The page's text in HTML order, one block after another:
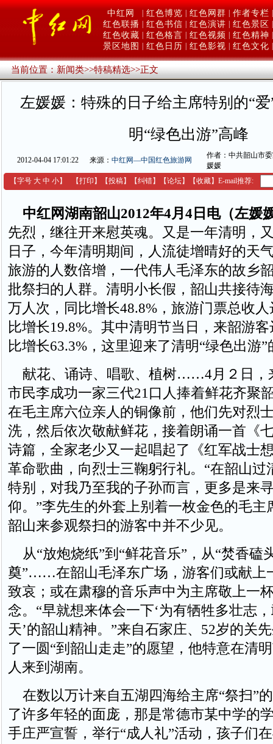
中红网 红色博览 红色网群 作者专栏
红色联播 红色书信 红色演讲 红色景区
红色收藏 红色格言 红色视频 红色精神
景区地图 红色日历 红色影视 红色文化
当前位置：新闻类>>特稿精选>>正文
左媛媛：特殊的日子给主席特别的“
明“绿色出游”高峰
2012-04-04 17:01:22 来源： 中红网—中国红色旅游网
作者：中共韶山市
媛媛
【字号 大 中 小】 【打印 】 【投稿】 【纠错】 【论坛】 【收藏】 E-mail推荐:
中红网湖南韶山2012年4月4日电（左媛
先烈，继往开来慰英魂。又是一年清明，
日子，今年清明期间，人流徒增晴好的天
旅游的人数倍增，一代伟人毛泽东的故乡
批祭扫的人群。清明小长假，韶山共接待
万人次，同比增长48.8%，旅游门票总收
比增长19.8%。其中清明节当日，来韶游
比增长63.3%，这里迎来了清明“绿色出游
献花、诵诗、唱歌、植树……4月２日，
市民李成功一家三代21口人捧着鲜花齐聚
在毛主席六位亲人的铜像前，他们先对烈
洗，然后依次敬献鲜花，接着朗诵一首《
诗篇，全家老少又一起唱起了《红军战士
革命歌曲，向烈士三鞠躬行礼。“在韶山过
特别，对我乃至我的子孙而言，更多是来
仰。”李先生的外套上别着一枚金色的毛主
韶山来参观祭扫的游客中并不少见。
从“放炮烧纸”到“鲜花音乐”，从“焚香磕
奠”……在韶山毛泽东广场，游客们或献上
致哀；或在肃穆的音乐声中为主席敬上一
念。“早就想来体会一下‘为有牺牲多壮志
天’的韶山精神。”来自石家庄、52岁的关
了一圆“到韶山走走”的愿望，他特意在清
人来到湖南。
在数以万计来自五湖四海给主席“祭扫”
了许多年轻的面庞，那是常德市某中学的
手庄严宣誓，举行“成人礼”活动，孩子们